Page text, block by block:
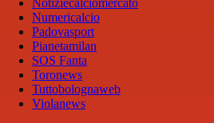
Notiziecalciomercato
Numericalcio
Padovasport
Pianetamilan
SOS Fanta
Toronews
Tuttobolognaweb
Violanews